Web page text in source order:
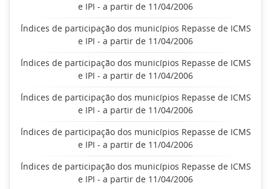
e IPI - a partir de 11/04/2006
Índices de participação dos municípios Repasse de ICMS
e IPI - a partir de 11/04/2006
Índices de participação dos municípios Repasse de ICMS
e IPI - a partir de 11/04/2006
Índices de participação dos municípios Repasse de ICMS
e IPI - a partir de 11/04/2006
Índices de participação dos municípios Repasse de ICMS
e IPI - a partir de 11/04/2006
Índices de participação dos municípios Repasse de ICMS
e IPI - a partir de 11/04/2006